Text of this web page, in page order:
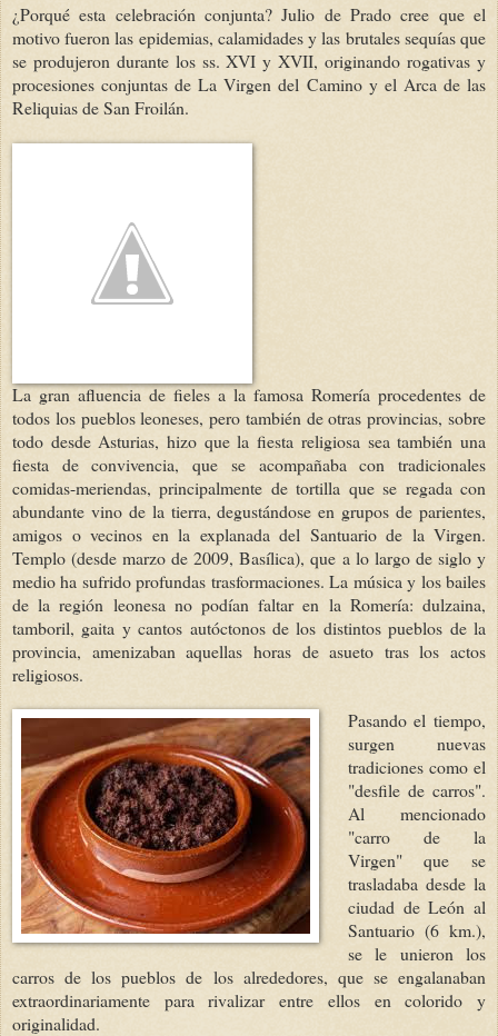
¿Porqué esta celebración conjunta? Julio de Prado cree que el
motivo fueron las epidemias, calamidades y las brutales sequías que
se produjeron durante los ss. XVI y XVII, originando rogativas y
procesiones conjuntas de La Virgen del Camino y el Arca de las
Reliquias de San Froilán.
La gran afluencia de fieles a la famosa Romería procedentes de
todos los pueblos leoneses, pero también de otras provincias, sobre
todo desde Asturias, hizo que la fiesta religiosa sea también una
fiesta de convivencia, que se acompañaba con tradicionales
comidas-meriendas, principalmente de tortilla que se regada con
abundante vino de la tierra, degustándose en grupos de parientes,
amigos o vecinos en la explanada del Santuario de la Virgen.
Templo (desde marzo de 2009, Basílica), que a lo largo de siglo y
medio ha sufrido profundas trasformaciones. La música y los bailes
de la región leonesa no podían faltar en la Romería: dulzaina,
tamboril, gaita y cantos autóctonos de los distintos pueblos de la
provincia, amenizaban aquellas horas de asueto tras los actos
religiosos.
Pasando el tiempo,
surgen nuevas
tradiciones como el
"desfile de carros".
Al mencionado
"carro de la
Virgen" que se
trasladaba desde la
ciudad de León al
Santuario (6 km.),
se le unieron los
carros de los pueblos de los alrededores, que se engalanaban
extraordinariamente para rivalizar entre ellos en colorido y
originalidad.